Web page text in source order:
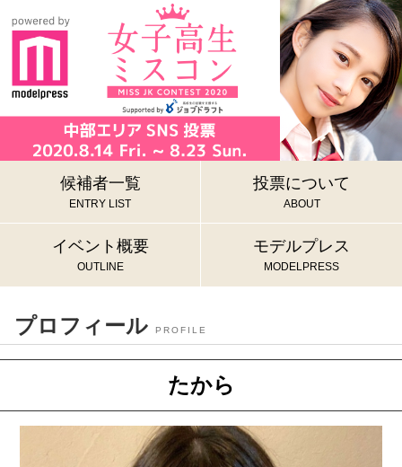
候補者一覧
ENTRY LIST
投票について
ABOUT
イベント概要
OUTLINE
モデルプレス
MODELPRESS
プロフィール PROFILE
たから